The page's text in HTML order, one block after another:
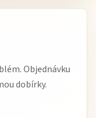
Objednávku
dobírky.